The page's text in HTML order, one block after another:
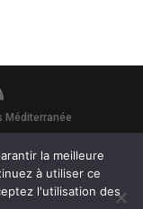
Méditerranée
- Avec le soutien de
:
la meilleure
à utiliser ce
l'utilisation des